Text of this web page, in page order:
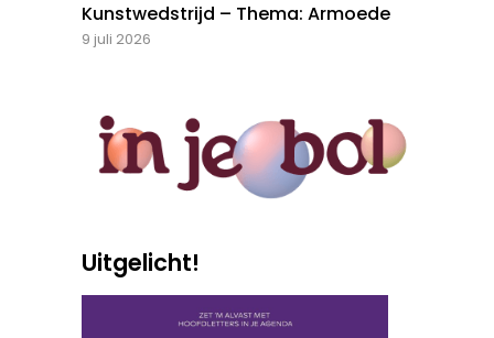
Kunstwedstrijd – Thema: Armoede
9 juli 2026
Uitgelicht!